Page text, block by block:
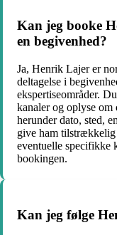
Kan jeg booke
en begivenhed?
Ja, Henrik Lajer er
deltagelse i
ekspertiseområder.
kanaler og oplyse om
herunder dato, sted,
give ham tilstrækkelig
eventuelle specifikke
bookingen.
Kan jeg følge